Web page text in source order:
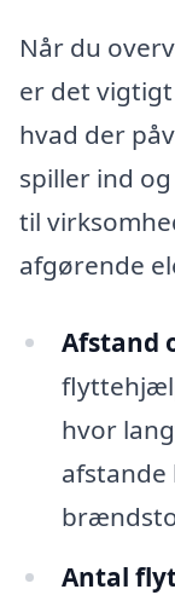
Når du
er det
hvad der
spiller ind
til
afgørende
Afstand
hvor
Antal